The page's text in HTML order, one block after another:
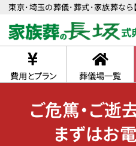
東京･埼玉の葬儀･葬式･家族葬なら
費用とプラン 葬儀場一覧
ご危篤・ご逝
まずはお